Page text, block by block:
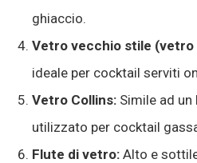
ghiaccio.
Vetro vecchio stile (vetro
ideale per cocktail serviti
Vetro Collins: Simile ad
utilizzato per cocktail
Flute di vetro: Alto e